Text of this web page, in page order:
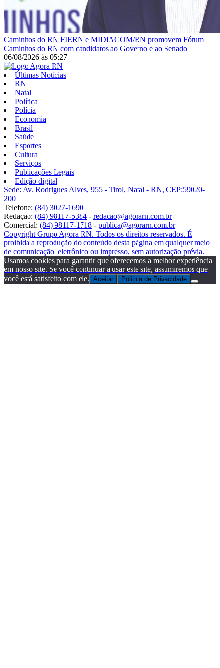
Caminhos do RN FIERN e MIDIACOM/RN promovem Fórum
Caminhos do RN com candidatos ao Governo e ao Senado
06/08/2026 às 05:27
Últimas Notícias
RN
Natal
Política
Polícia
Economia
Brasil
Saúde
Esportes
Cultura
Serviços
Publicações Legais
Edição digital
Sede: Av. Rodrigues Alves, 955 - Tirol, Natal - RN, CEP:59020-
200
Telefone: (84) 3027-1690
Redação: (84) 98117-5384 - redacao@agorarn.com.br
Comercial: (84) 98117-1718 - publica@agorarn.com.br
Copyright Grupo Agora RN. Todos os direitos reservados. É
proibida a reprodução do conteúdo desta página em qualquer meio
de comunicação, eletrônico ou impresso, sem autorização prévia.
Usamos cookies para garantir que oferecemos a melhor experiência
em nosso site. Se você continuar a usar este site, assumiremos que
você está satisfeito com ele. Aceitar Politica de Privacidade